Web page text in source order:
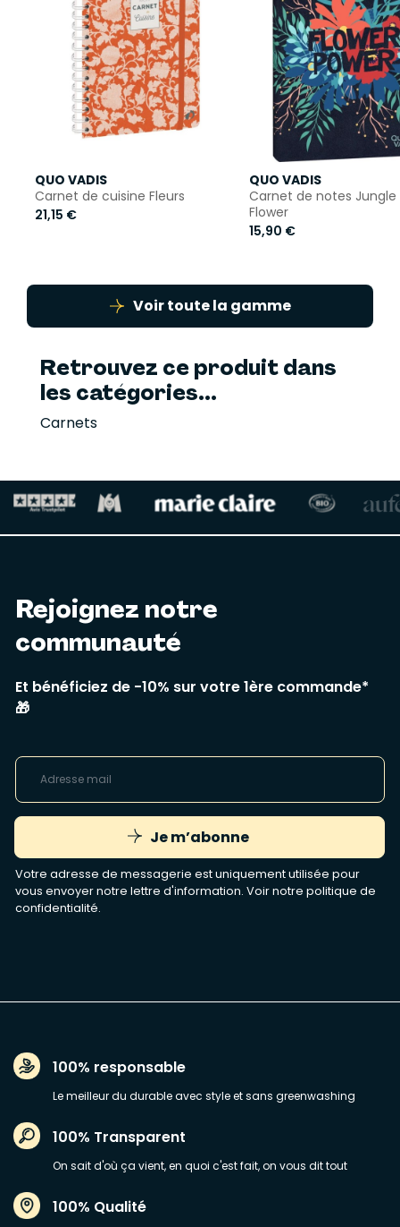
QUO VADIS
Carnet de cuisine Fleurs
21,15 €
QUO VADIS
Carnet de notes
Flower
15,90 €
Voir toute la gamme
Retrouvez ce produit dans
les catégories...
Carnets
Rejoignez notre
communauté
Et bénéficiez de -10% sur votre 1ère commande*
🎁
Je m’abonne
Votre adresse de messagerie est uniquement utilisée pour
vous envoyer notre lettre d'information. Voir notre politique de
confidentialité.
100% responsable
Le meilleur du durable avec style et sans greenwashing
100% Transparent
On sait d'où ça vient, en quoi c'est fait, on vous dit tout
100% Qualité